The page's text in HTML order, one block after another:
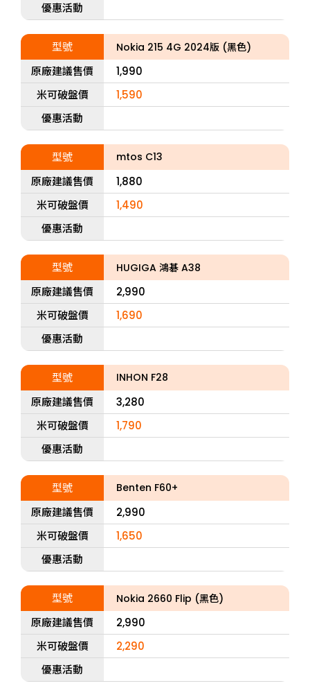
優惠活動
型號 Nokia 215 4G 2024版 (黑色)
原廠建議售價
1,990
米可破盤價
1,590
優惠活動
型號 mtos C13
原廠建議售價
1,880
米可破盤價
1,490
優惠活動
型號 HUGIGA 鴻碁 A38
原廠建議售價
2,990
米可破盤價
1,690
優惠活動
型號 INHON F28
原廠建議售價
3,280
米可破盤價
1,790
優惠活動
型號 Benten F60+
原廠建議售價
2,990
米可破盤價
1,650
優惠活動
型號 Nokia 2660 Flip (黑色)
原廠建議售價
2,990
米可破盤價
2,290
優惠活動